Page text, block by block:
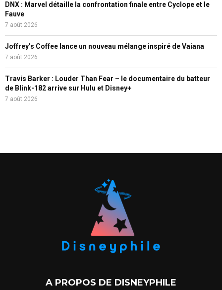
DNX : Marvel détaille la confrontation finale entre Cyclope et le
Fauve
7 août 2026
Joffrey’s Coffee lance un nouveau mélange inspiré de Vaiana
7 août 2026
Travis Barker : Louder Than Fear – le documentaire du batteur
de Blink-182 arrive sur Hulu et Disney+
7 août 2026
A PROPOS DE DISNEYPHILE